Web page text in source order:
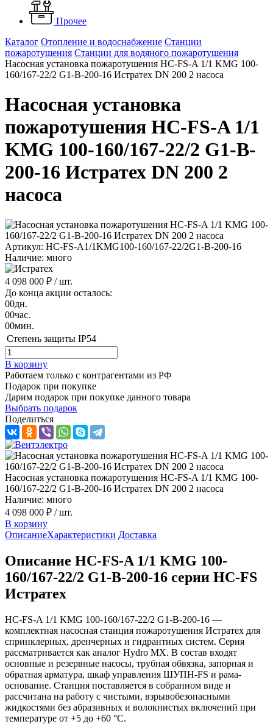
Прочее
Каталог Отопление и водоснабжение Станции
пожаротушения Станции для водяного пожаротушения
Насосная установка пожаротушения HC-FS-A 1/1 KMG 100-
160/167-22/2 G1-B-200-16 Истратех DN 200 2 насоса
Насосная установка
пожаротушения HC-FS-A 1/1
KMG 100-160/167-22/2 G1-B-
200-16 Истратех DN 200 2
насоса
Артикул: HC-FS-A1/1KMG100-160/167-22/2G1-B-200-16
Наличие: много
4 098 000 ₽ / шт.
До конца акции осталось:
00дн.
00час.
00мин.
Степень защиты IP54
В корзину
Работаем только с контрагентами из РФ
Подарок при покупке
Дарим подарок при покупке данного товара
Выбрать подарок
Поделиться
Насосная установка пожаротушения HC-FS-A 1/1 KMG 100-
160/167-22/2 G1-B-200-16 Истратех DN 200 2 насоса
Наличие: много
4 098 000 ₽ / шт.
В корзину
ОписаниеХарактеристики Доставка
Описание HC-FS-A 1/1 KMG 100-
160/167-22/2 G1-B-200-16 серии HC-FS
Истратех
HC-FS-A 1/1 KMG 100-160/167-22/2 G1-B-200-16 —
комплектная насосная станция пожаротушения Истратех для
спринклерных, дренчерных и гидрантных систем. Серия
рассматривается как аналог Hydro MX. В состав входят
основные и резервные насосы, трубная обвязка, запорная и
обратная арматура, шкаф управления ШУПН-FS и рама-
основание. Станция поставляется в собранном виде и
рассчитана на работу с чистыми, взрывобезопасными
жидкостями без абразивных и волокнистых включений при
температуре от +5 до +60 °С.